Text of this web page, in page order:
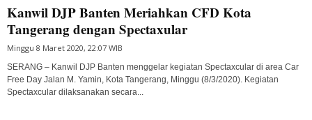
Kanwil DJP Banten Meriahkan CFD Kota
Tangerang dengan Spectaxular
Minggu 8 Maret 2020, 22:07 WIB
SERANG – Kanwil DJP Banten menggelar kegiatan Spectaxcular di area Car
Free Day Jalan M. Yamin, Kota Tangerang, Minggu (8/3/2020). Kegiatan
Spectaxcular dilaksanakan secara...